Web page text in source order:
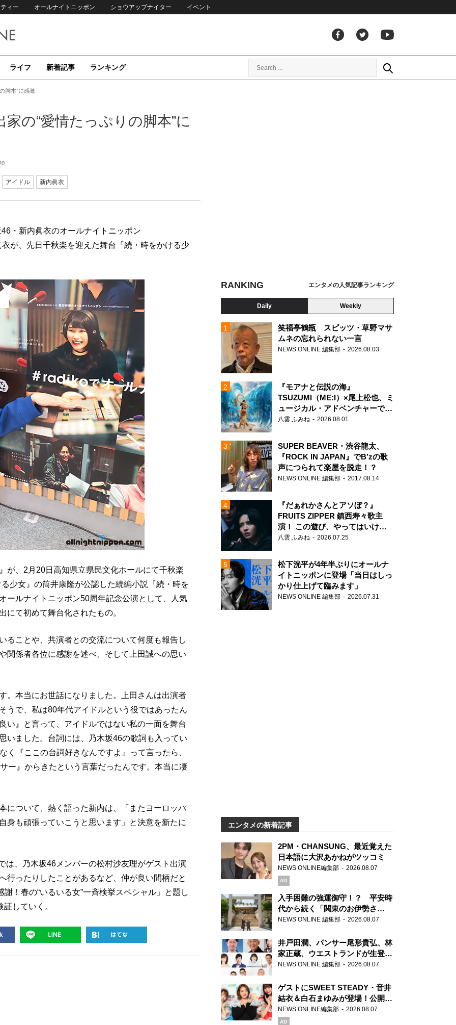
ィー オールナイトニッポン ショウアップナイター イベント
ライフ 新着記事 ランキング
脚本”に感激
の“愛情たっぷりの脚本”に
アイドル 新内眞衣
・新内眞衣のオールナイトニッポン
が、先日千秋楽を迎えた舞台『続・時をかける少
が、2月20日高知県立県民文化ホールにて千秋楽
少女』の筒井康隆が公認した続編小説『続・時を
ールナイトニッポン50周年記念公演として、人気
にて初めて舞台化されたもの。
ることや、共演者との交流について何度も報告し
関係者各位に感謝を述べ、そして上田誠への思い
。本当にお世話になりました。上田さんは出演者
うで、私は80年代アイドルという役ではあったん
い』と言って、アイドルではない私の一面を舞台
いました。台詞には、乃木坂46の歌詞も入ってい
く『ここの台詞好きなんですよ』って言ったら、
ー』からきたという言葉だったんです。本当に凄
について、熱く語った新内は、「またヨーロッパ
身も頑張っていこうと思います」と決意を新たに
は、乃木坂46メンバーの松村沙友理がゲスト出演
行ったりしたことがあるなど、仲が良い間柄だと
！春の“いるいる女”一斉検挙スペシャル」と題し
していく。
RANKING エンタメの人気記事ランキング
Daily Weekly
笑福亭鶴瓶 スピッツ・草野マサ
ムネの忘れられない一言
NEWS ONLINE 編集部 2026.08.03
『モアナと伝説の海』
TSUZUMI（ME:I）×尾上松也、ミ
ュージカル・アドベンチャーで美
声を響かせる
八雲 ふみね 2026.08.01
SUPER BEAVER・渋谷龍太、
『ROCK IN JAPAN』でB’zの歌
声につられて楽屋を脱走！？
NEWS ONLINE 編集部 2017.08.14
『だぁれかさんとアソぼ？』
FRUITS ZIPPER 鎮西寿々歌主
演！ この遊び、やってはいけま
せん。
八雲 ふみね 2026.07.25
松下洸平が4年半ぶりにオールナ
イトニッポンに登場「当日はしっ
かり仕上げて臨みます」
NEWS ONLINE 編集部 2026.07.31
エンタメの新着記事
2PM・CHANSUNG、最近覚えた
日本語に大沢あかねがツッコミ
NEWS ONLINE編集部 2026.08.07
AD
入手困難の強運御守！？ 平安時
代から続く「関東のお伊勢さ
ま」、芝大神宮にてランパンプス
NEWS ONLINE 編集部 2026.08.07
井戸田潤、パンサー尾形貴弘、林
家正蔵、ウエストランドが生登
場！『ラジオビバリー昼ズ』
NEWS ONLINE 編集部 2026.08.07
ゲストにSWEET STEADY・音井
結衣＆白石まゆみが登場！公開収
録で素顔全開！
NEWS ONLINE編集部 2026.08.07
AD